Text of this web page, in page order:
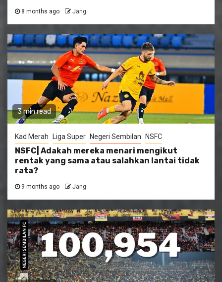
8 months ago Jang
3 min read
Kad Merah Liga Super Negeri Sembilan NSFC
NSFC| Adakah mereka menari mengikut
rentak yang sama atau salahkan lantai tidak
rata?
9 months ago Jang